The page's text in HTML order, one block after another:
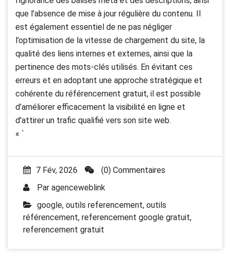
que l’absence de mise à jour régulière du contenu. Il
est également essentiel de ne pas négliger
l’optimisation de la vitesse de chargement du site, la
qualité des liens internes et externes, ainsi que la
pertinence des mots-clés utilisés. En évitant ces
erreurs et en adoptant une approche stratégique et
cohérente du référencement gratuit, il est possible
d’améliorer efficacement la visibilité en ligne et
d’attirer un trafic qualifié vers son site web.
« `
7 Fév, 2026
(0) Commentaires
Par agenceweblink
google, outils referencement, outils
référencement, referencement google gratuit,
referencement gratuit